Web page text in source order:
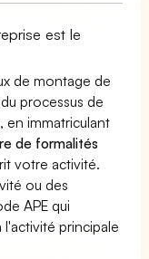
est le
de montage de
processus de
en immatriculant
de formalités
votre activité.
ou des
APE qui
principale